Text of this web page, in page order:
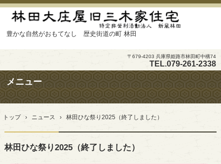
豊かな自然がおもてなし 歴史街道の町 林田
TEL.079-261-2338
〒679-4203 兵庫県姫路市林田町中構74
メニュー
コ
テ
へ
トップ › ニュース › 林田ひな祭り2025（終了しました）
林田ひな祭り2025（終了しました）